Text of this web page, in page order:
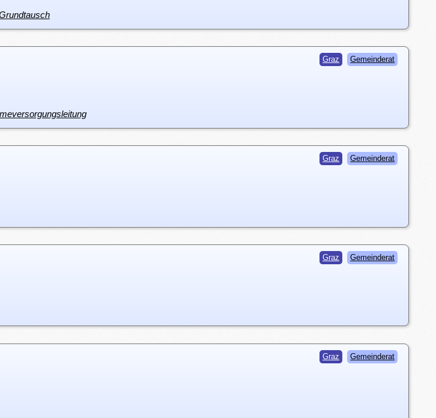
Graz Gemeinderat
Graz Gemeinderat
Graz Gemeinderat
Graz Gemeinderat